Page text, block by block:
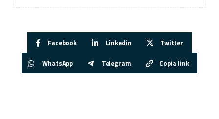
Facebook Linkedin Twitter
WhatsApp Telegram Copia link